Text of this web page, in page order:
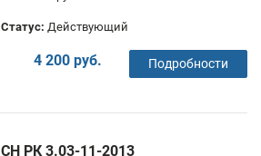
Статус: Действующий
4 200 руб. Подробности
СН РК 3.03-11-2013